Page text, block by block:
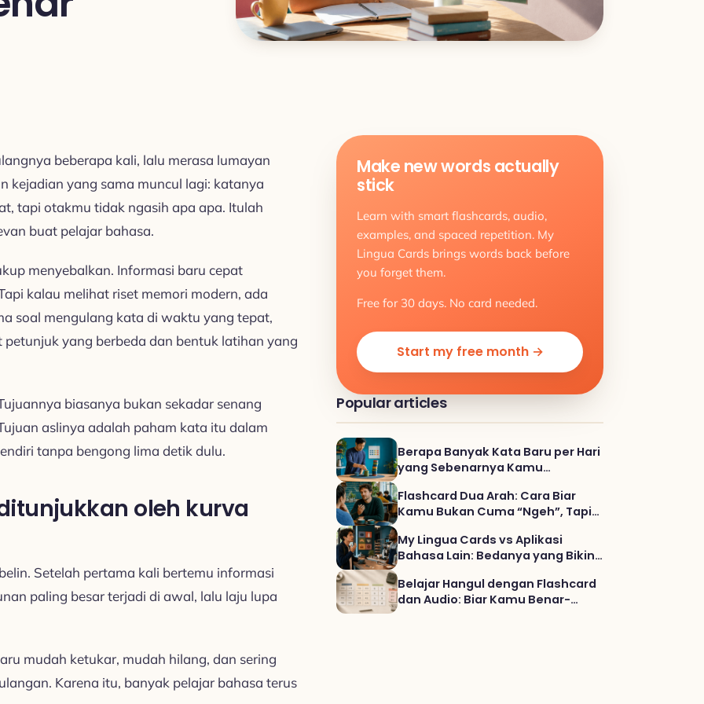
beberapa kali, lalu merasa lumayan
kejadian yang sama muncul lagi: katanya
tapi otakmu tidak ngasih apa apa. Itulah
buat pelajar bahasa.
menyebalkan. Informasi baru cepat
kalau melihat riset memori modern, ada
soal mengulang kata di waktu yang tepat,
yang berbeda dan bentuk latihan yang
biasanya bukan sekadar senang
aslinya adalah paham kata itu dalam
tanpa bengong lima detik dulu.
oleh kurva
Setelah pertama kali bertemu informasi
paling besar terjadi di awal, lalu laju lupa
mudah ketukar, mudah hilang, dan sering
Karena itu, banyak pelajar bahasa terus
Make new words actually
stick
Learn with smart flashcards, audio,
examples, and spaced repetition. My
Lingua Cards brings words back before
you forget them.
Free for 30 days. No card needed.
Start my free month →
Popular articles
Berapa Banyak Kata Baru per Hari
yang Sebenarnya Kamu
Flashcard Dua Arah: Cara Biar
Kamu Bukan Cuma “Ngeh”, Tapi
My Lingua Cards vs Aplikasi
Bahasa Lain: Bedanya yang Bikin
Nempel
Belajar Hangul dengan Flashcard
dan Audio: Biar Kamu Benar-